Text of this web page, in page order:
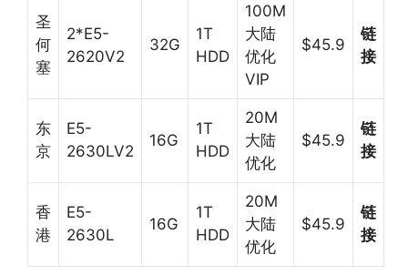
圣
何
塞
2*E5-
2620V2
32G
1T
HDD
100M
大陆
优化
VIP
$45.9
链
接
东
京
E5-
2630LV2
16G
1T
HDD
20M
大陆
优化
$45.9
链
接
香
港
E5-
2630L
16G
1T
HDD
20M
大陆
优化
$45.9
链
接